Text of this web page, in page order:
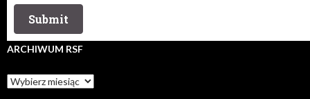
ARCHIWUM RSF
Archiwum
rsf